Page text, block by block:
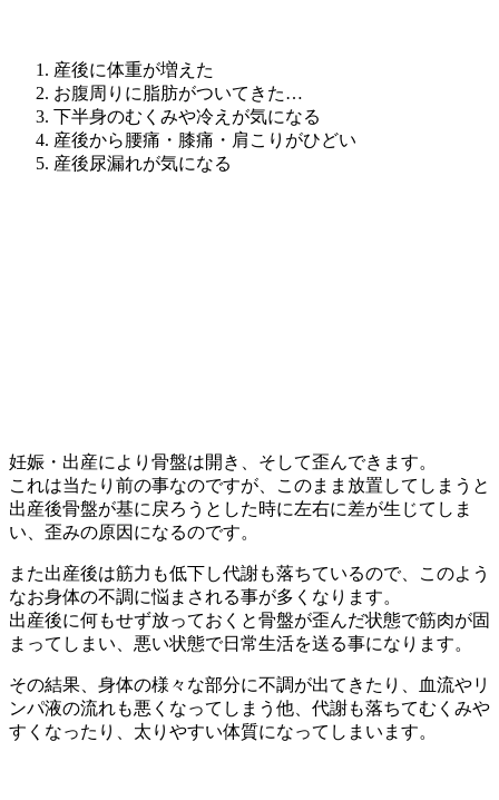
産後に体重が増えた
お腹周りに脂肪がついてきた…
下半身のむくみや冷えが気になる
産後から腰痛・膝痛・肩こりがひどい
産後尿漏れが気になる
妊娠・出産により骨盤は開き、そして歪んできます。
これは当たり前の事なのですが、このまま放置してしまうと
出産後骨盤が基に戻ろうとした時に左右に差が生じてしま
い、歪みの原因になるのです。
また出産後は筋力も低下し代謝も落ちているので、このよう
なお身体の不調に悩まされる事が多くなります。
出産後に何もせず放っておくと骨盤が歪んだ状態で筋肉が固
まってしまい、悪い状態で日常生活を送る事になります。
その結果、身体の様々な部分に不調が出てきたり、血流やリ
ンパ液の流れも悪くなってしまう他、代謝も落ちてむくみや
すくなったり、太りやすい体質になってしまいます。